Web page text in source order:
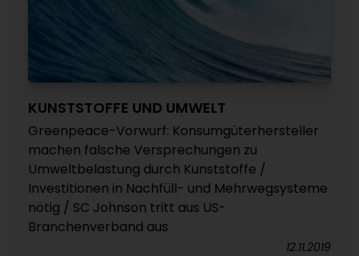
KUNSTSTOFFE UND UMWELT
Greenpeace-Vorwurf: Konsumgüterhersteller
machen falsche Versprechungen zu
Umweltbelastung durch Kunststoffe /
Investitionen in Nachfüll- und Mehrwegsysteme
nötig / SC Johnson tritt aus US-
Branchenverband aus
12.11.2019